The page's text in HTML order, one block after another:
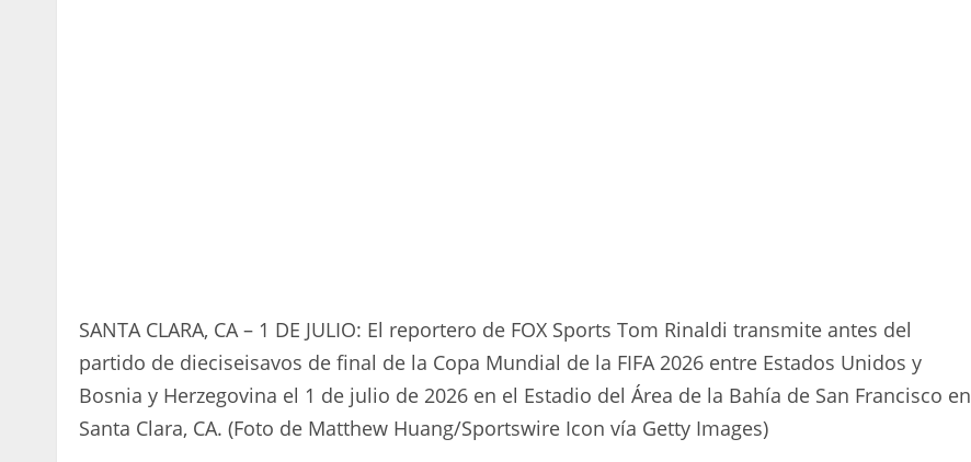
SANTA CLARA, CA – 1 DE JULIO: El reportero de FOX Sports Tom Rinaldi transmite antes del
partido de dieciseisavos de final de la Copa Mundial de la FIFA 2026 entre Estados Unidos y
Bosnia y Herzegovina el 1 de julio de 2026 en el Estadio del Área de la Bahía de San Francisco en
Santa Clara, CA. (Foto de Matthew Huang/Sportswire Icon vía Getty Images)